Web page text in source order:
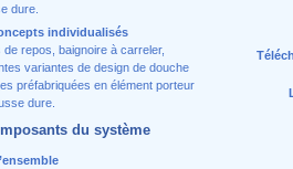
dure.
individualisés
de repos, baignoire à carreler,
variantes de design de douche
préfabriquées en élément porteur
dure.
du système